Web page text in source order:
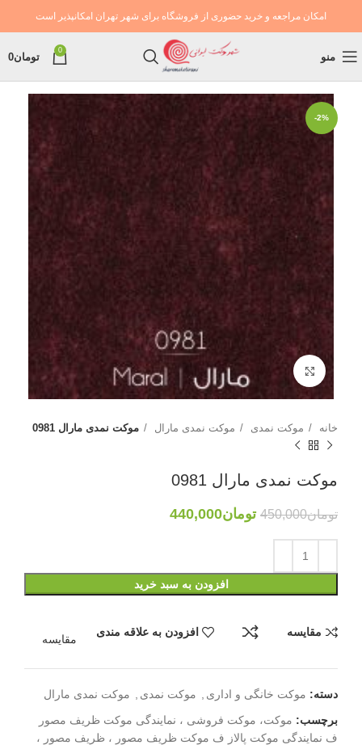
امکان مراجعه و خرید حضوری از فروشگاه برای شهر تهران امکانپذیر است
منو
0
تومان0
-2%
بزرگنمایی تصویر
خانه موکت نمدی موکت نمدی مارال موکت نمدی مارال 0981
موکت نمدی مارال 0981
تومان450,000 تومان440,000
افزودن به سبد خرید
مقایسه افزودن به علاقه مندی
مقایسه
دسته: موکت خانگی و اداری موکت نمدی
موکت نمدی مارال
برچسب: موکت، موکت فروشی ، نمایندگی موکت ظریف مصور
ف نمایندگی موکت پالاز ف موکت ظریف مصور ، ظریف مصور ،